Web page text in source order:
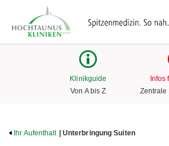
Klinikguide
Von A bis Z
Infos
Zentrale
Ihr Aufenthalt | Unterbringung Suiten